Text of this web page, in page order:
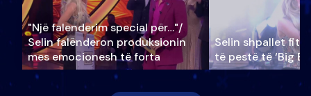
"Një falenderim special për…"/
Selin falënderon produksionin
mes emocionesh të forta
Selin shpallet
të pestë të ‘Big